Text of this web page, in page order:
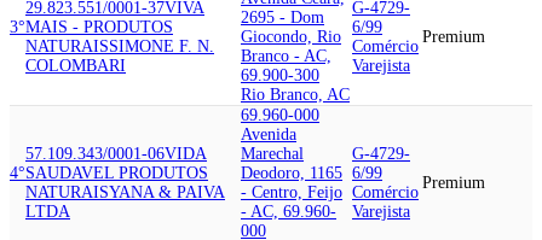
3°
29.823.551/0001-37VIVA
MAIS - PRODUTOS
NATURAISSIMONE F. N.
COLOMBARI
2695 - Dom
Giocondo, Rio
Branco - AC,
69.900-300
Rio Branco, AC
G-4729-
6/99
Comércio
Varejista
Premium
4°
57.109.343/0001-06VIDA
SAUDAVEL PRODUTOS
NATURAISYANA & PAIVA
LTDA
69.960-000
Avenida
Marechal
Deodoro, 1165
- Centro, Feijo
- AC, 69.960-
000
G-4729-
6/99
Comércio
Varejista
Premium